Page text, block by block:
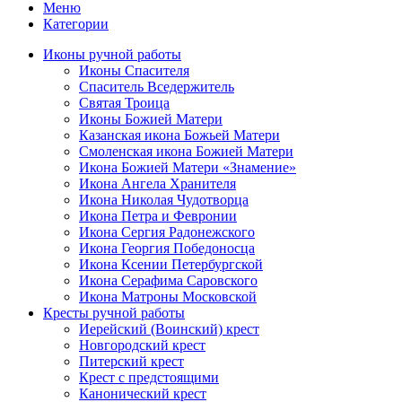
Меню
Категории
Иконы ручной работы
Иконы Спасителя
Спаситель Вседержитель
Святая Троица
Иконы Божией Матери
Казанская икона Божьей Матери
Смоленская икона Божией Матери
Икона Божией Матери «Знамение»
Икона Ангела Хранителя
Икона Николая Чудотворца
Икона Петра и Февронии
Икона Сергия Радонежского
Икона Георгия Победоносца
Икона Ксении Петербургской
Икона Серафима Саровского
Икона Матроны Московской
Кресты ручной работы
Иерейский (Воинский) крест
Новгородский крест
Питерский крест
Крест с предстоящими
Канонический крест